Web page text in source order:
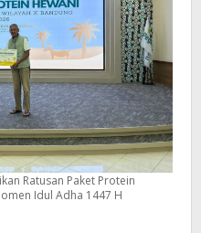
Ratusan Paket Protein
Idul Adha 1447 H